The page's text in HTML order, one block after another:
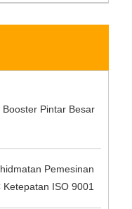
Booster Pintar Besar
Pemesinan
Ketepatan ISO 9001